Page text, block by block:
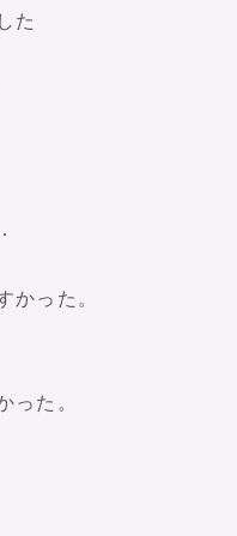
た
かった。
った。